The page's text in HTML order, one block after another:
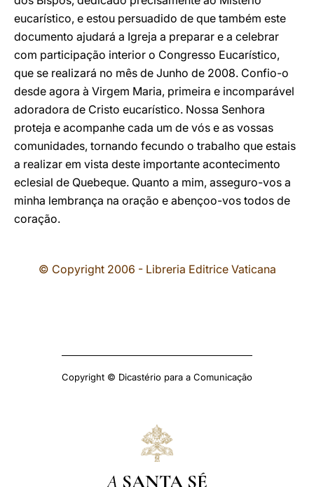
eucarístico, e estou persuadido de que também este
documento ajudará a Igreja a preparar e a celebrar
com participação interior o Congresso Eucarístico,
que se realizará no mês de Junho de 2008. Confio-o
desde agora à Virgem Maria, primeira e incomparável
adoradora de Cristo eucarístico. Nossa Senhora
proteja e acompanhe cada um de vós e as vossas
comunidades, tornando fecundo o trabalho que estais
a realizar em vista deste importante acontecimento
eclesial de Quebeque. Quanto a mim, asseguro-vos a
minha lembrança na oração e abençoo-vos todos de
coração.
© Copyright 2006 - Libreria Editrice Vaticana
Copyright © Dicastério para a Comunicação
A SANTA SÉ